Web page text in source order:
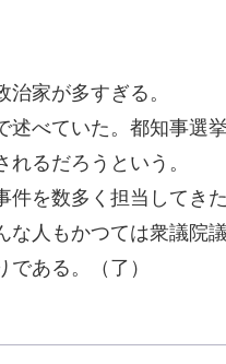
家が多すぎる。
べていた。都知事選
れるだろうという。
を数多く担当してき
人もかつては衆議院議
ある。 （了）